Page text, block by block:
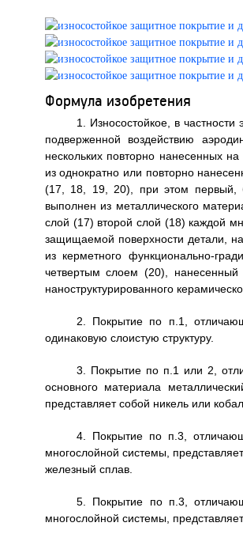
Формула изобретения
1. Износостойкое, в
подверженной воздействию
нескольких повторно нанесенных
из однократно или повторно
(17, 18, 19, 20), при этом первый,
выполнен из металлического
слой (17) второй слой (18) каждой
защищаемой поверхности детали,
из керметного функционально-
четвертым слоем (20),
наноструктурированного
2. Покрытие по п.1,
одинаковую слоистую структуру.
3. Покрытие по п.1 или 2,
основного материала
представляет собой никель или
4. Покрытие по п.3,
многослойной системы,
железный сплав.
5. Покрытие по п.3,
многослойной системы,